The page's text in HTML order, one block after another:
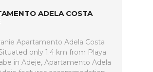
ADELA COSTA
Apartamento Adela Costa
only 1.4 km from Playa
in Adeje, Apartamento Adela